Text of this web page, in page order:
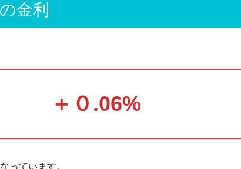
金利
＋０.06%
っています。